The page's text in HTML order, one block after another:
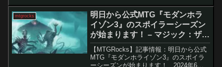
れています。ブロックは素晴らしいフレ
ーバー、ストーリ...
mtgrocks
明日から公式MTG『モダンホラ
イゾン3』のスポイラーシーズン
が始まります！ – マジック：ザ・
ギャザリング
【MTGRocks】記事情報：明日から公式
MTG『モダンホライゾン3』のスポイラ
ーシーズンが始まります！ 2024年6月